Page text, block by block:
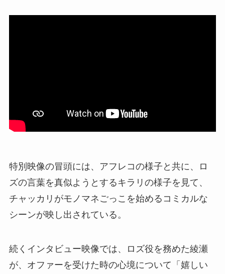
特別映像の冒頭には、アフレコの様子と共に、ロ
ズの言葉を真似ようとするキラリの様子を見て、
チャッカリがモノマネごっこを始めるコミカルな
シーンが映し出されている。
続くインタビュー映像では、ロズ役を務めた綾瀬
が、オファーを受けた時の心境について「嬉しい